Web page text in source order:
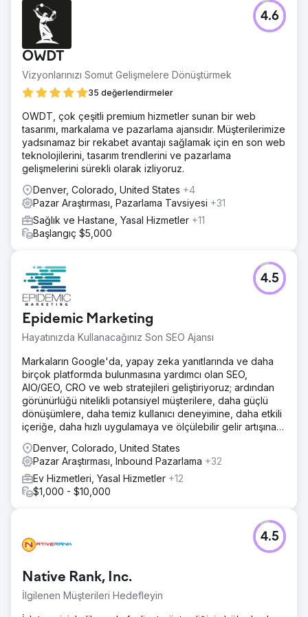
Walden'ın ekibiyle entegre oldu.
Sonuç
Anchour'un çalışmaları önemli sonuçlar elde etti ve
Walden, harcamaları %75 oranında azaltırken 2022'den
bu yana ilk pozitif üyelik büyümesini elde etti. Marka
sıfırlamaları, ortaklığın başlamasından bu yana tutarlı aylık
büyümeyle şirketi başarıya giden yeni bir yola koydu.
Anchour'un eyleme, net iletişime ve Walden ekibiyle derin
entegrasyona odaklanması, onları pazarlama
departmanının güvenilir bir uzantısı haline getirerek somut
iş etkisi sağladı.
Ajans sayfasına git
OWDT
Vizyonlarınızı Somut Gelişmelere Dönüştürmek
35 değerlendirmeler
4.6
OWDT, çok çeşitli premium hizmetler sunan bir web
tasarımı, markalama ve pazarlama ajansıdır. Müşterilerimize
yadsınamaz bir rekabet avantajı sağlamak için en son web
teknolojilerini, tasarım trendlerini ve pazarlama
gelişmelerini sürekli olarak izliyoruz.
Denver, Colorado, United States +4
Pazar Araştırması, Pazarlama Tavsiyesi +31
Sağlık ve Hastane, Yasal Hizmetler +11
Başlangıç $5,000
Epidemic Marketing
Hayatınızda Kullanacağınız Son SEO Ajansı
4.5
Markaların Google'da, yapay zeka yanıtlarında ve daha
birçok platformda bulunmasına yardımcı olan SEO,
AIO/GEO, CRO ve web stratejileri geliştiriyoruz; ardından
görünürlüğü nitelikli potansiyel müşterilere, daha güçlü
dönüşümlere, daha temiz kullanıcı deneyimine, daha etkili
içeriğe, daha hızlı uygulamaya ve ölçülebilir gelir artışına
Denver, Colorado, United States
Pazar Araştırması, Inbound Pazarlama +32
Ev Hizmetleri, Yasal Hizmetler +12
$1,000 - $10,000
Native Rank, Inc.
İlgilenen Müşterileri Hedefleyin
4.5